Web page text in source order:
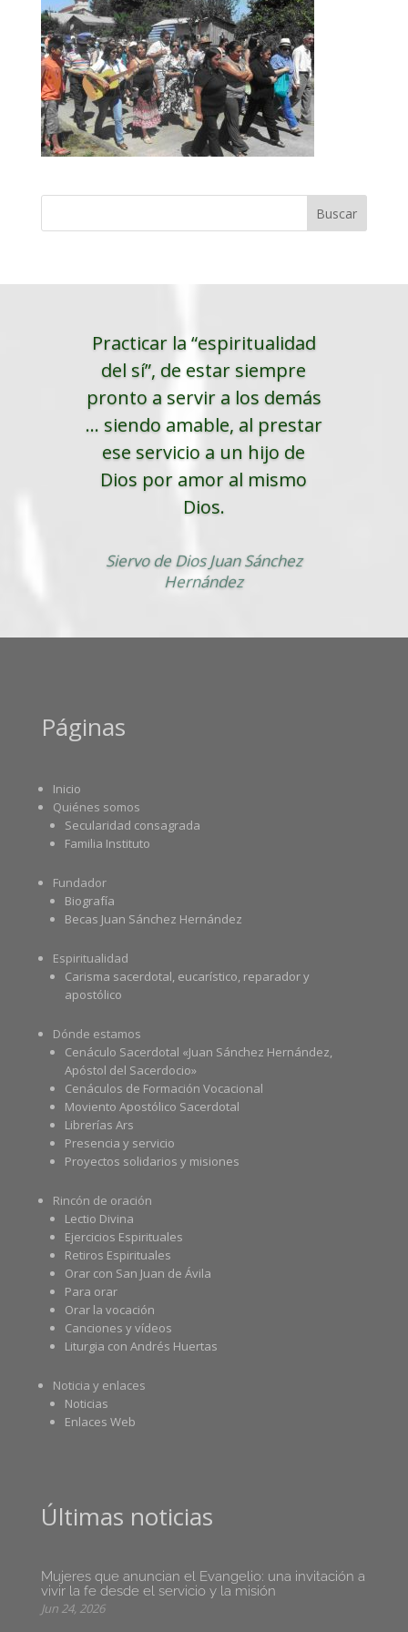
Practicar la “espiritualidad
del sí”, de estar siempre
pronto a servir a los demás
... siendo amable, al prestar
ese servicio a un hijo de
Dios por amor al mismo
Dios.
Siervo de Dios Juan Sánchez
Hernández
Páginas
Inicio
Quiénes somos
Secularidad consagrada
Familia Instituto
Fundador
Biografía
Becas Juan Sánchez Hernández
Espiritualidad
Carisma sacerdotal, eucarístico, reparador y
apostólico
Dónde estamos
Cenáculo Sacerdotal «Juan Sánchez Hernández,
Apóstol del Sacerdocio»
Cenáculos de Formación Vocacional
Moviento Apostólico Sacerdotal
Librerías Ars
Presencia y servicio
Proyectos solidarios y misiones
Rincón de oración
Lectio Divina
Ejercicios Espirituales
Retiros Espirituales
Orar con San Juan de Ávila
Para orar
Orar la vocación
Canciones y vídeos
Liturgia con Andrés Huertas
Noticia y enlaces
Noticias
Enlaces Web
Últimas noticias
Mujeres que anuncian el Evangelio: una invitación a
vivir la fe desde el servicio y la misión
Jun 24, 2026